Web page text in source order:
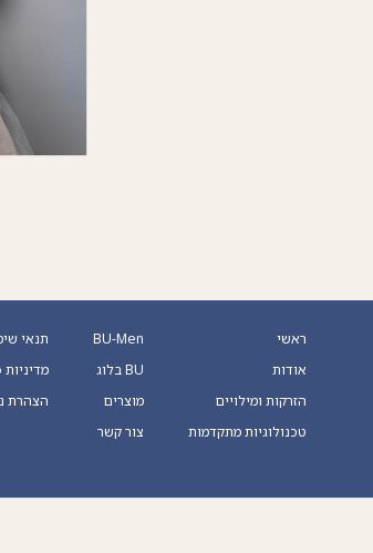
ראשי
אודות
הזרקות ומילויים
טכנולוגיות מתקדמות
BU-Men
BU בלוג
מוצרים
צור קשר
תנאי
הצהרת